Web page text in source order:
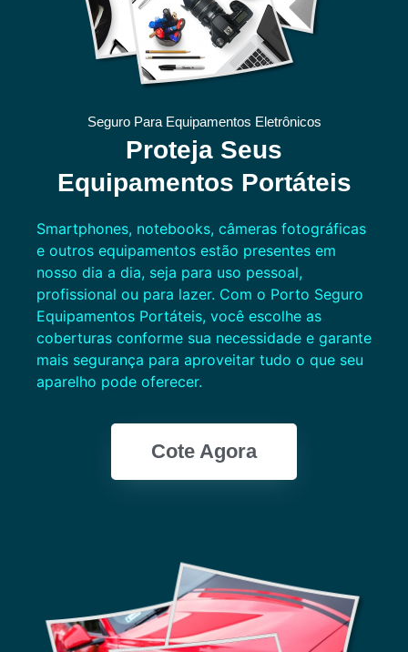
Seguro Para Equipamentos Eletrônicos
Proteja Seus
Equipamentos Portáteis
Smartphones, notebooks, câmeras fotográficas
e outros equipamentos estão presentes em
nosso dia a dia, seja para uso pessoal,
profissional ou para lazer. Com o Porto Seguro
Equipamentos Portáteis, você escolhe as
coberturas conforme sua necessidade e garante
mais segurança para aproveitar tudo o que seu
aparelho pode oferecer.
Cote Agora